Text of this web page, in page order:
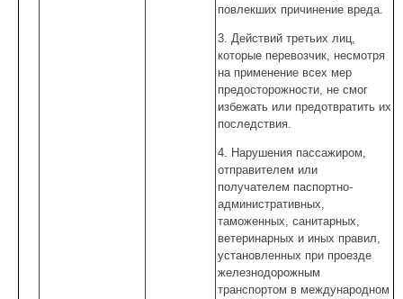
повлекших причинение вреда.
3. Действий третьих лиц,
которые перевозчик, несмотря
на применение всех мер
предосторожности, не смог
избежать или предотвратить их
последствия.
4. Нарушения пассажиром,
отправителем или
получателем паспортно-
административных,
таможенных, санитарных,
ветеринарных и иных правил,
установленных при проезде
железнодорожным
транспортом в международном